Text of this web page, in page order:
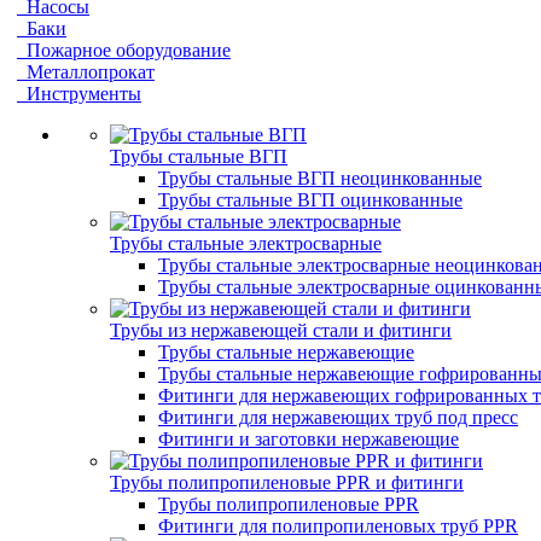
Насосы
Баки
Пожарное оборудование
Металлопрокат
Инструменты
Трубы стальные ВГП
Трубы стальные ВГП неоцинкованные
Трубы стальные ВГП оцинкованные
Трубы стальные электросварные
Трубы стальные электросварные
Трубы стальные электросварные
Трубы из нержавеющей стали и фитинги
Трубы стальные нержавеющие
Трубы стальные нержавеющие
Фитинги для нержавеющих гофрированных
Фитинги для нержавеющих труб под пресс
Фитинги и заготовки нержавеющие
Трубы полипропиленовые PPR и фитинги
Трубы полипропиленовые PPR
Фитинги для полипропиленовых труб PPR